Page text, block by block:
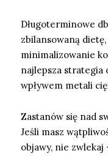
Długoterminowe
zbilansowaną
minimalizowanie
najlepsza
wpływem metali
Zastanów się nad
Jeśli masz
objawy, nie zwlekaj